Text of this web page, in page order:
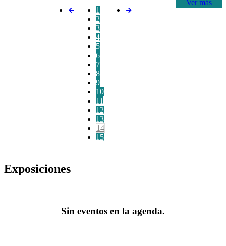
Ver más
1
2
3
4
5
6
7
8
9
10
11
12
13
14
15
Exposiciones
Sin eventos en la agenda.